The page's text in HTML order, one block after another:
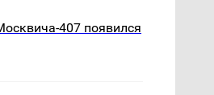
407 появился